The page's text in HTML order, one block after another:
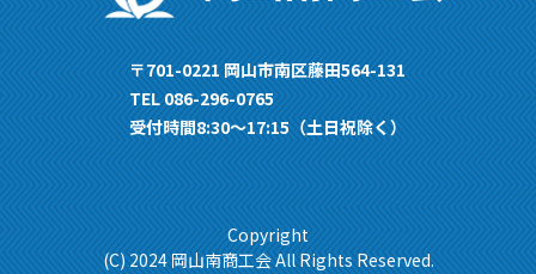
〒701-0221 岡山市南区藤田564-131
TEL 086-296-0765
受付時間8:30〜17:15（土日祝除く）
Copyright
(C) 2024 岡山南商工会 All Rights Reserved.